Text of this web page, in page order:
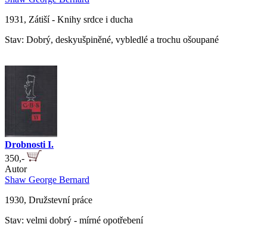
1931, Zátiší - Knihy srdce i ducha
Stav: Dobrý, deskyušpiněné, vybledlé a trochu ošoupané
Drobnosti I.
350,-
Autor
Shaw George Bernard
1930, Družstevní práce
Stav: velmi dobrý - mírné opotřebení